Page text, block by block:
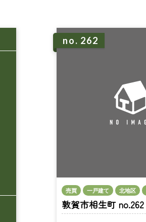
no. 262
売買 一戸建て 北地区
敦賀市相生町 no.262